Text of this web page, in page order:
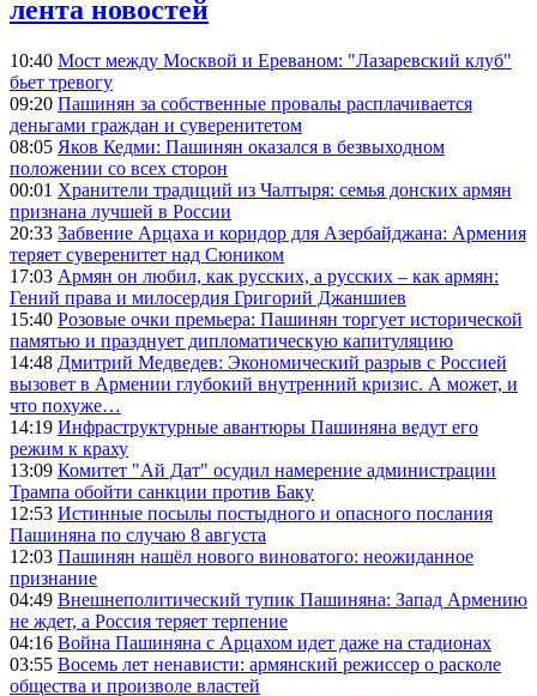
лента новостей
10:40 Мост между Москвой и Ереваном: "Лазаревский клуб"
бьет тревогу
09:20 Пашинян за собственные провалы расплачивается
деньгами граждан и суверенитетом
08:05 Яков Кедми: Пашинян оказался в безвыходном
положении со всех сторон
00:01 Хранители традиций из Чалтыря: семья донских армян
признана лучшей в России
20:33 Забвение Арцаха и коридор для Азербайджана: Армения
теряет суверенитет над Сюником
17:03 Армян он любил, как русских, а русских – как армян:
Гений права и милосердия Григорий Джаншиев
15:40 Розовые очки премьера: Пашинян торгует исторической
памятью и празднует дипломатическую капитуляцию
14:48 Дмитрий Медведев: Экономический разрыв с Россией
вызовет в Армении глубокий внутренний кризис. А может, и
что похуже…
14:19 Инфраструктурные авантюры Пашиняна ведут его
режим к краху
13:09 Комитет "Ай Дат" осудил намерение администрации
Трампа обойти санкции против Баку
12:53 Истинные посылы постыдного и опасного послания
Пашиняна по случаю 8 августа
12:03 Пашинян нашёл нового виноватого: неожиданное
признание
04:49 Внешнеполитический тупик Пашиняна: Запад Армению
не ждет, а Россия теряет терпение
04:16 Война Пашиняна с Арцахом идет даже на стадионах
03:55 Восемь лет ненависти: армянский режиссер о расколе
общества и произволе властей